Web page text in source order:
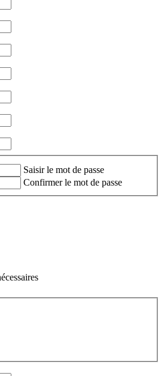
Saisir le mot de passe
Confirmer le mot de passe